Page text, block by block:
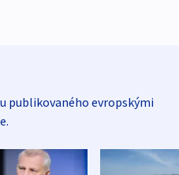
publikovaného evropskými